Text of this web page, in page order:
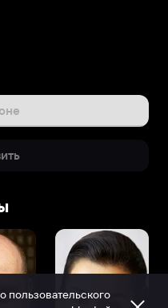
пользовательского